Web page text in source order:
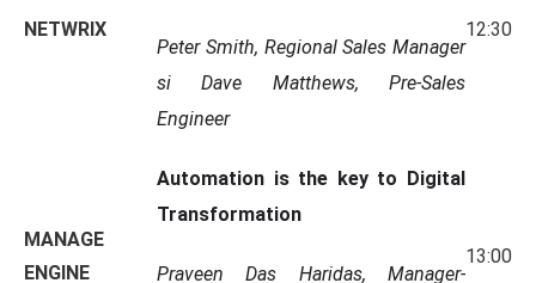
NETWRIX
Peter Smith, Regional Sales Manager
si Dave Matthews, Pre-Sales
Engineer
12:30
MANAGE
ENGINE
Automation is the key to Digital
Transformation
Praveen Das Haridas, Manager-
13:00